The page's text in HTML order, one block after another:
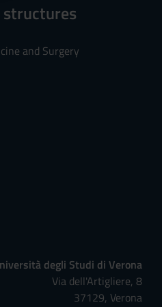
structures
and Surgery
degli Studi di Verona
Via dell'Artigliere, 8
37129, Verona